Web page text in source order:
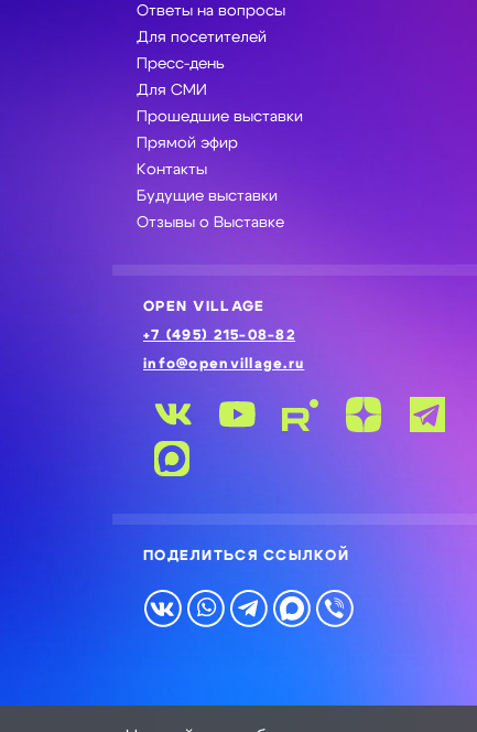
Ответы на вопросы
Для посетителей
Пресс-день
Для СМИ
Прошедшие выставки
Прямой эфир
Контакты
Будущие выставки
Отзывы о Выставке
OPEN VILLAGE
+7 (495) 215-08-82
info@openvillage.ru
ПОДЕЛИТЬСЯ ССЫЛКОЙ